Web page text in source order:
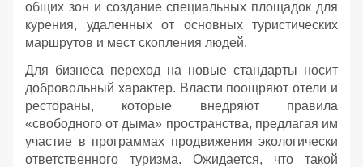
общих зон и создание специальных площадок для
курения, удаленных от основных туристических
маршрутов и мест скопления людей.
Для бизнеса переход на новые стандарты носит
добровольный характер. Власти поощряют отели и
рестораны, которые внедряют правила
«свободного от дыма» пространства, предлагая им
участие в программах продвижения экологически
ответственного туризма. Ожидается, что такой